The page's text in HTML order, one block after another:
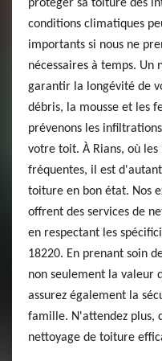
protéger sa toiture des
conditions climatiques
importants si nous ne
nécessaires à temps.
garantir la longévité de
débris, la mousse et les
prévenons les
votre toit. À Rians, où
fréquentes, il est
toiture en bon état. Nos
offrent des services de
en respectant les
18220. En prenant soin
non seulement la valeur
assurez également la
famille. N'attendez plus,
nettoyage de toiture